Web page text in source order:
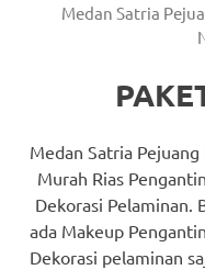
Medan Satria
Medan Satria
Murah Rias
Dekorasi Pelaminan.
ada Makeup
Dekorasi pelaminan